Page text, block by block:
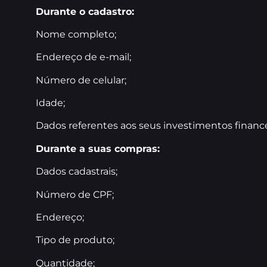
Durante o cadastro:
Nome completo;
Endereço de e-mail;
Número de celular;
Idade;
Dados referentes aos seus investimentos
Durante a suas compras:
Dados cadastrais;
Número de CPF;
Endereço;
Tipo de produto;
Quantidade;